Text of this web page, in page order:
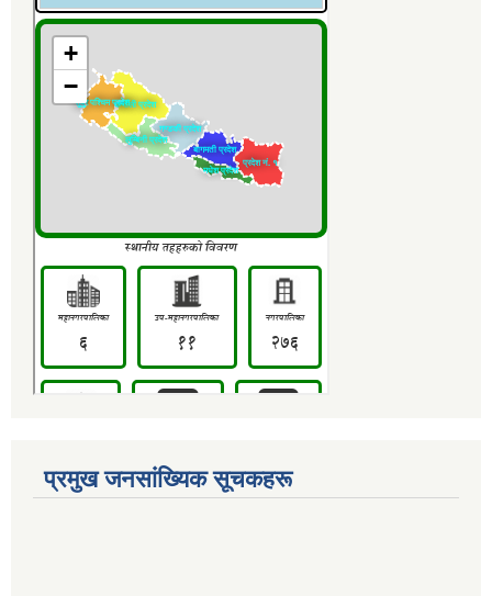
प्रमुख जनसांख्यिक सूचकहरू